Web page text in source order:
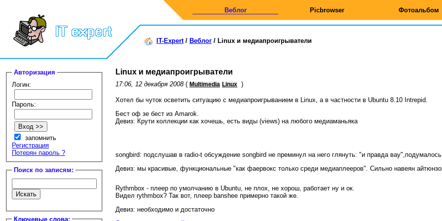
Веблог Picbrowser Фотоальбом
IT-Expert/ Веблог / Linux и медиапроигрыватели
Авторизация
Логин:
Пароль:
запомнить
Регистрация
Потерян пароль ?
Поиск по записям:
Ключевые слова:
Linux и медиапроигрыватели
17:06, 12 декабря 2008 ( Multimedia Linux )
Хотел бы чуток осветить ситуацию с медиапроигрыванием в Linux, а в частности в Ubuntu 8.10 Intrepid.
Бест оф зе бест из Amarok.
Девиз: Крути коллекции как хочешь, есть виды (views) на любого медиаманьяка
songbird: подслушав в radio-t обсуждение songbird не преминул на него глянуть: "и правда вау",подумалось
Девиз: мы красивые, функциональные "как фаервокс только среди медиаплееров". Сильно навеян
Rythmbox - плеер по умолчанию в Ubuntu, не плох, не хорош, работает ну и ок.
Видел rythmbox? Так вот, плеер banshee примерно такой же.
Девиз: необходимо и достаточно